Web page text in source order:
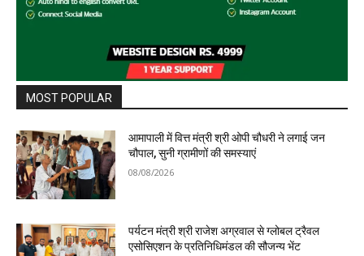
MOST POPULAR
आमापाली में वित्त मंत्री श्री ओपी चौधरी ने लगाई जन
चौपाल, सुनी ग्रामीणों की समस्याएं
08/08/2026
पर्यटन मंत्री श्री राजेश अग्रवाल से ग्लोबल ट्रैवल
एसोसिएशन के प्रतिनिधिमंडल की सौजन्य भेंट